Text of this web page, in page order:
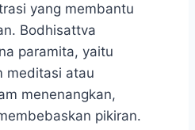
yang membantu
Bodhisattva
paramita, yaitu
meditasi atau
menenangkan,
pikiran.